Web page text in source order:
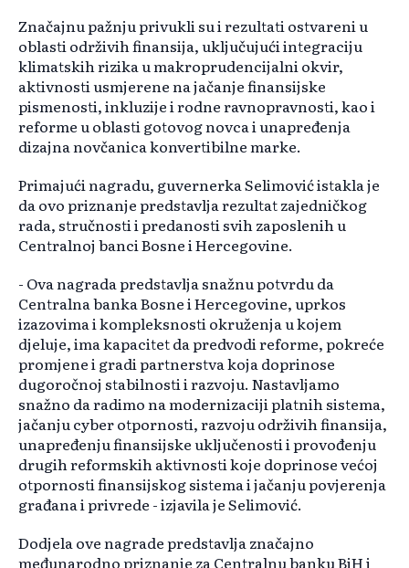
Značajnu pažnju privukli su i rezultati ostvareni u
oblasti održivih finansija, uključujući integraciju
klimatskih rizika u makroprudencijalni okvir,
aktivnosti usmjerene na jačanje finansijske
pismenosti, inkluzije i rodne ravnopravnosti, kao i
reforme u oblasti gotovog novca i unapređenja
dizajna novčanica konvertibilne marke.
Primajući nagradu, guvernerka Selimović istakla je
da ovo priznanje predstavlja rezultat zajedničkog
rada, stručnosti i predanosti svih zaposlenih u
Centralnoj banci Bosne i Hercegovine.
- Ova nagrada predstavlja snažnu potvrdu da
Centralna banka Bosne i Hercegovine, uprkos
izazovima i kompleksnosti okruženja u kojem
djeluje, ima kapacitet da predvodi reforme, pokreće
promjene i gradi partnerstva koja doprinose
dugoročnoj stabilnosti i razvoju. Nastavljamo
snažno da radimo na modernizaciji platnih sistema,
jačanju cyber otpornosti, razvoju održivih finansija,
unapređenju finansijske uključenosti i provođenju
drugih reformskih aktivnosti koje doprinose većoj
otpornosti finansijskog sistema i jačanju povjerenja
građana i privrede - izjavila je Selimović.
Dodjela ove nagrade predstavlja značajno
međunarodno priznanje za Centralnu banku BiH i